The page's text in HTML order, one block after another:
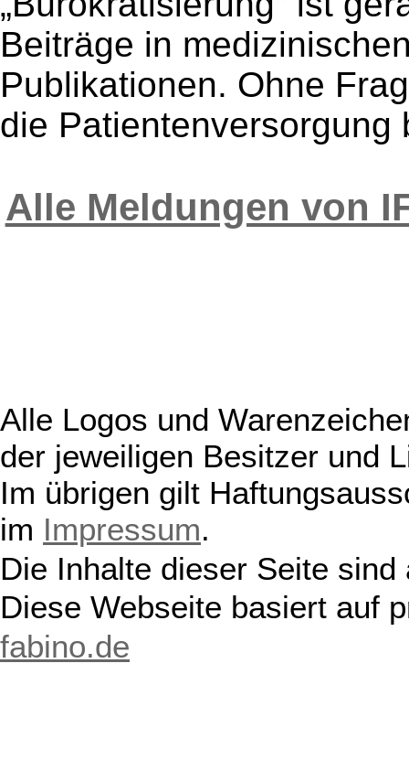
Beiträge in
Publikationen. Ohne
die Patientenversorgung
Alle Meldungen von
Alle Logos und
der jeweiligen Besitzer und
Im übrigen gilt
im Impressum.
Die Inhalte dieser Seite
Diese Webseite basiert auf
fabino.de